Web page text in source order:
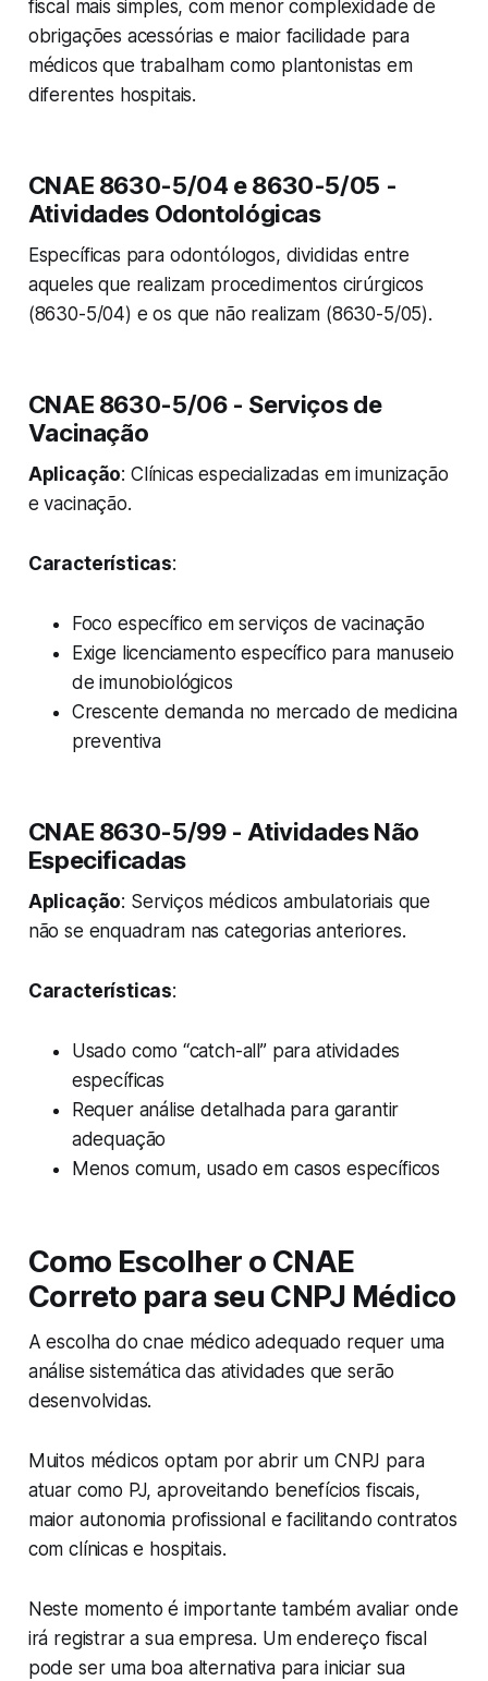
fiscal mais simples, com menor complexidade de
obrigações acessórias e maior facilidade para
médicos que trabalham como plantonistas em
diferentes hospitais.
CNAE 8630-5/04 e 8630-5/05 -
Atividades Odontológicas
Específicas para odontólogos, divididas entre
aqueles que realizam procedimentos cirúrgicos
(8630-5/04) e os que não realizam (8630-5/05).
CNAE 8630-5/06 - Serviços de
Vacinação
Aplicação: Clínicas especializadas em imunização
e vacinação.
Características:
Foco específico em serviços de vacinação
Exige licenciamento específico para manuseio
de imunobiológicos
Crescente demanda no mercado de medicina
preventiva
CNAE 8630-5/99 - Atividades Não
Especificadas
Aplicação: Serviços médicos ambulatoriais que
não se enquadram nas categorias anteriores.
Características:
Usado como “catch-all” para atividades
específicas
Requer análise detalhada para garantir
adequação
Menos comum, usado em casos específicos
Como Escolher o CNAE
Correto para seu CNPJ Médico
A escolha do cnae médico adequado requer uma
análise sistemática das atividades que serão
desenvolvidas.
Muitos médicos optam por abrir um CNPJ para
atuar como PJ, aproveitando benefícios fiscais,
maior autonomia profissional e facilitando contratos
com clínicas e hospitais.
Neste momento é importante também avaliar onde
irá registrar a sua empresa. Um endereço fiscal
pode ser uma boa alternativa para iniciar sua